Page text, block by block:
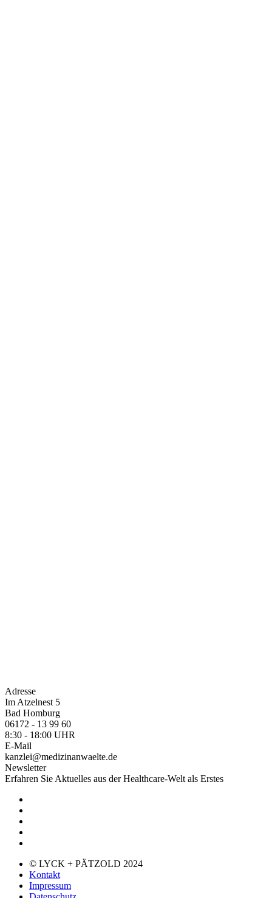
Adresse
Im Atzelnest 5
Bad Homburg
06172 - 13 99 60
8:30 - 18:00 UHR
E-Mail
kanzlei@medizinanwaelte.de
Newsletter
Erfahren Sie Aktuelles aus der Healthcare-Welt als Erstes
© LYCK + PÄTZOLD 2024
Kontakt
Impressum